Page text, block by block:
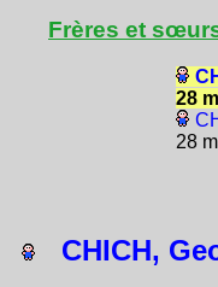
Frères et
28
28
CHICH,